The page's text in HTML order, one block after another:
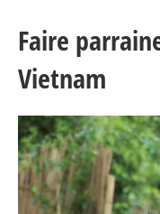
Faire
Vietnam